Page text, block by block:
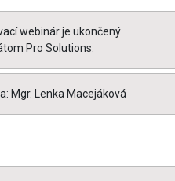
webinár je ukončený
Pro Solutions.
Mgr. Lenka Macejáková